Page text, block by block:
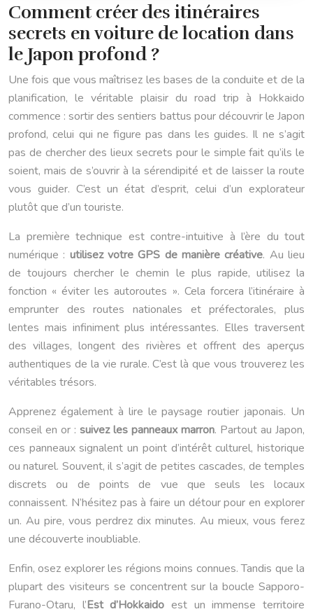
Comment créer des itinéraires
secrets en voiture de location dans
le Japon profond ?
Une fois que vous maîtrisez les bases de la conduite et de la
planification, le véritable plaisir du road trip à Hokkaido
commence : sortir des sentiers battus pour découvrir le Japon
profond, celui qui ne figure pas dans les guides. Il ne s’agit
pas de chercher des lieux secrets pour le simple fait qu’ils le
soient, mais de s’ouvrir à la sérendipité et de laisser la route
vous guider. C’est un état d’esprit, celui d’un explorateur
plutôt que d’un touriste.
La première technique est contre-intuitive à l’ère du tout
numérique : utilisez votre GPS de manière créative. Au lieu
de toujours chercher le chemin le plus rapide, utilisez la
fonction « éviter les autoroutes ». Cela forcera l’itinéraire à
emprunter des routes nationales et préfectorales, plus
lentes mais infiniment plus intéressantes. Elles traversent
des villages, longent des rivières et offrent des aperçus
authentiques de la vie rurale. C’est là que vous trouverez les
véritables trésors.
Apprenez également à lire le paysage routier japonais. Un
conseil en or : suivez les panneaux marron. Partout au Japon,
ces panneaux signalent un point d’intérêt culturel, historique
ou naturel. Souvent, il s’agit de petites cascades, de temples
discrets ou de points de vue que seuls les locaux
connaissent. N’hésitez pas à faire un détour pour en explorer
un. Au pire, vous perdrez dix minutes. Au mieux, vous ferez
une découverte inoubliable.
Enfin, osez explorer les régions moins connues. Tandis que la
plupart des visiteurs se concentrent sur la boucle Sapporo-
Furano-Otaru, l’Est d’Hokkaido est un immense territoire